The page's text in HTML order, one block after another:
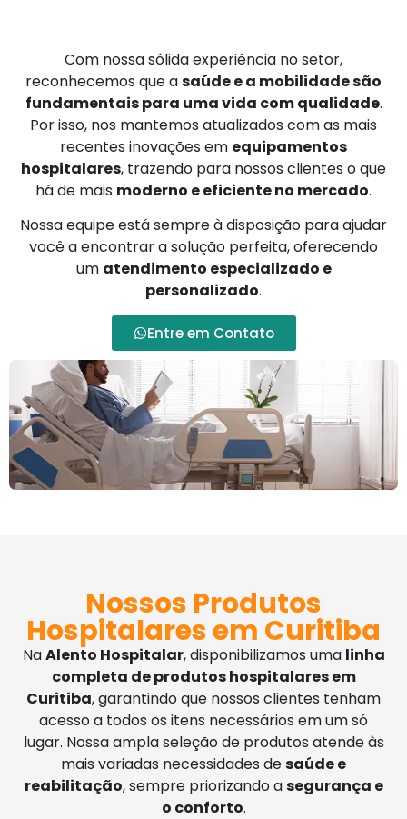
Com nossa sólida experiência no setor,
reconhecemos que asaúde e a mobilidade são
fundamentais para uma vida com qualidade.
Por isso, nos mantemos atualizados com as mais
recentes inovações em equipamentos
hospitalares, trazendo para nossos clientes o que
há de mais moderno e eficiente no mercado.
Nossa equipe está sempre à disposição para ajudar
você a encontrar a solução perfeita, oferecendo
um atendimento especializado e
personalizado.
Entre em Contato
Nossos Produtos
Hospitalares em Curitiba
NaAlento Hospitalar, disponibilizamos uma linha
completa de produtos hospitalares em
Curitiba, garantindo que nossos clientes tenham
acesso a todos os itens necessários em um só
lugar. Nossa ampla seleção de produtos atende às
mais variadas necessidades desaúde e
reabilitação, sempre priorizando asegurança e
o conforto.